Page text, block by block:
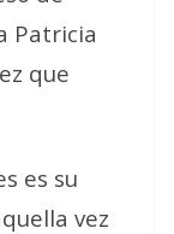
Patricia
que
es su
vez